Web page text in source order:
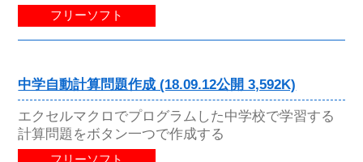
フリーソフト
中学自動計算問題作成 (18.09.12公開 3,592K)
エクセルマクロでプログラムした中学校で学習する
計算問題をボタン一つで作成する